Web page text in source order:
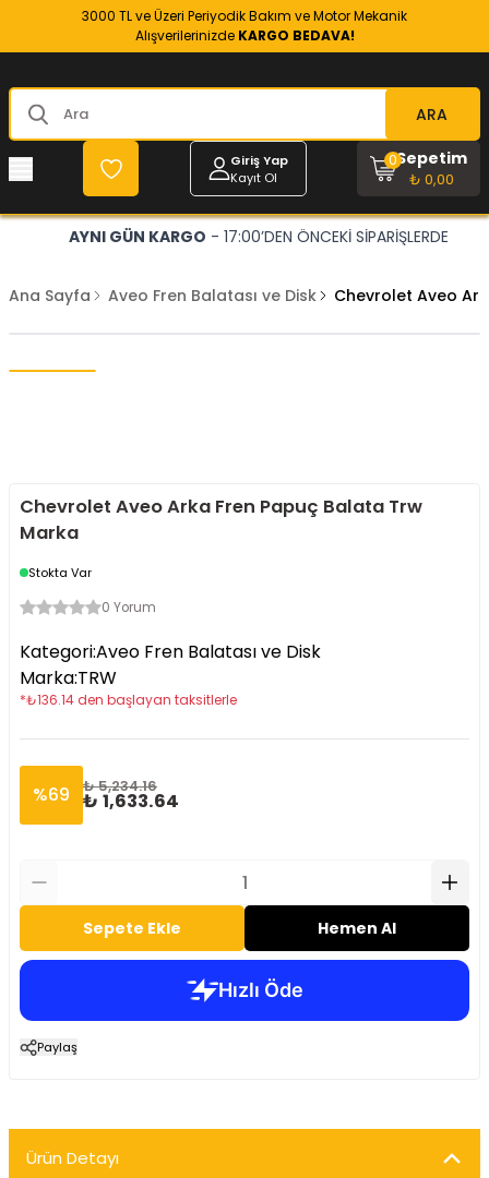
3000 TL ve Üzeri Periyodik Bakım ve Motor Mekanik
Alışverilerinizde KARGO BEDAVA!
ARA
Giriş Yap
Kayıt Ol
Sepetim
₺ 0,00
0
AYNI GÜN KARGO - 17:00’DEN ÖNCEKİ SİPARİŞLERDE
Ana Sayfa Aveo Fren Balatası ve Disk Chevrolet Aveo
Chevrolet Aveo Arka Fren Papuç Balata Trw
Marka
Stokta Var
0 Yorum
Kategori:Aveo Fren Balatası ve Disk
Marka:TRW
*₺136.14 den başlayan taksitlerle
%69 ₺ 5,234.16
₺ 1,633.64
Sepete Ekle Hemen Al
Paylaş
Ürün Detayı